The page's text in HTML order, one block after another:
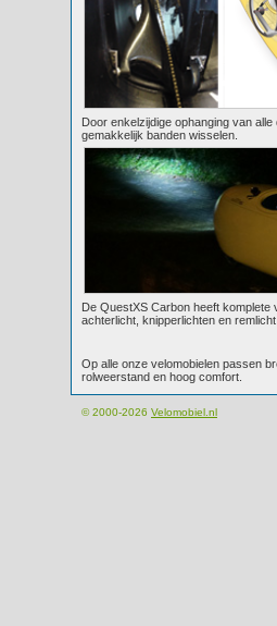
Door enkelzijdige ophanging van
gemakkelijk banden wisselen.
De QuestXS Carbon heeft komplete
achterlicht, knipperlichten en remlicht.
Op alle onze velomobielen passen
rolweerstand en hoog comfort.
© 2000-2026 Velomobiel.nl